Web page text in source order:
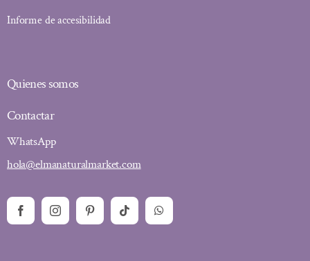
Informe de accesibilidad
Quienes somos
Contactar
WhatsApp
hola@elmanaturalmarket.com